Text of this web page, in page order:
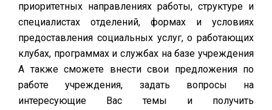
приоритетных направлениях работы, структуре и
специалистах отделений, формах и условиях
предоставления социальных услуг, о работающих
клубах, программах и службах на базе учреждения
А также сможете внести свои предложения по
работе учреждения, задать вопросы на
интересующие Вас темы и получить